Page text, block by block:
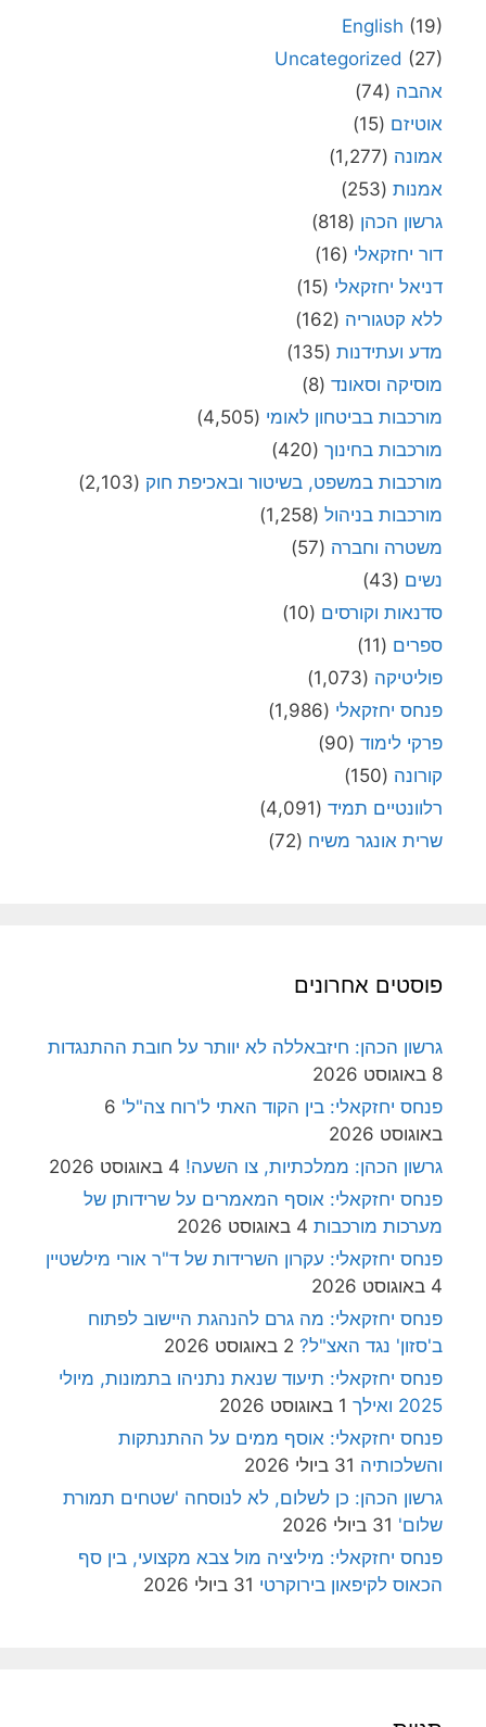
English (19)
Uncategorized (27)
אהבה (74)
אוטיזם (15)
אמונה (1,277)
אמנות (253)
גרשון הכהן (818)
דור יחזקאלי (16)
דניאל יחזקאלי (15)
ללא קטגוריה (162)
מדע ועתידנות (135)
מוסיקה וסאונד (8)
מורכבות בביטחון לאומי (4,505)
מורכבות בחינוך (420)
מורכבות במשפט, בשיטור ובאכיפת חוק (2,103)
מורכבות בניהול (1,258)
משטרה וחברה (57)
נשים (43)
סדנאות וקורסים (10)
ספרים (11)
פוליטיקה (1,073)
פנחס יחזקאלי (1,986)
פרקי לימוד (90)
קורונה (150)
רלוונטיים תמיד (4,091)
שרית אונגר משיח (72)
פוסטים אחרונים
גרשון הכהן: חיזבאללה לא יוותר על חובת ההתנגדות
8 באוגוסט 2026
פנחס יחזקאלי: בין הקוד האתי ל'רוח צה"ל' 6
באוגוסט 2026
גרשון הכהן: ממלכתיות, צו השעה! 4 באוגוסט 2026
פנחס יחזקאלי: אוסף המאמרים על שרידותן של
מערכות מורכבות 4 באוגוסט 2026
פנחס יחזקאלי: עקרון השרידות של ד"ר אורי מילשטיין
4 באוגוסט 2026
פנחס יחזקאלי: מה גרם להנהגת היישוב לפתוח
ב'סזון' נגד האצ"ל? 2 באוגוסט 2026
פנחס יחזקאלי: תיעוד שנאת נתניהו בתמונות, מיולי
2025 ואילך
1 באוגוסט 2026
פנחס יחזקאלי: אוסף ממים על ההתנתקות
והשלכותיה 31 ביולי 2026
גרשון הכהן: כן לשלום, לא לנוסחה 'שטחים תמורת
שלום' 31 ביולי 2026
פנחס יחזקאלי: מיליציה מול צבא מקצועי, בין סף
הכאוס לקיפאון בירוקרטי 31 ביולי 2026